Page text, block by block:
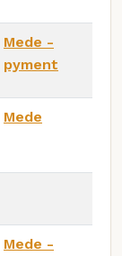
Mede -
pyment
Mede
Mede -